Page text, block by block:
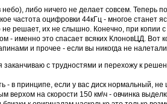
либо ничего не делает совсем. Теперь
частота оцифровки 44кГц - многое станет
не решает, их не слышно. Конечно, при копии
- именно это спасает всяких КлоновЦД. Вот
и прочее - если вы никогда не
заканчиваю с трудностями и перехожу к
- в принципе, если у вас диск нормальный,
верхом на скорости 150 км\ч - овчинка